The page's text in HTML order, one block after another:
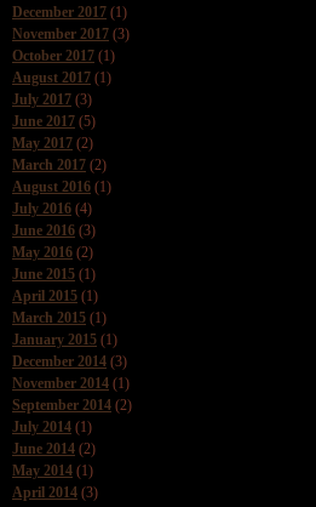
December 2017 (1)
November 2017 (3)
October 2017 (1)
August 2017 (1)
July 2017 (3)
June 2017 (5)
May 2017 (2)
March 2017 (2)
August 2016 (1)
July 2016 (4)
June 2016 (3)
May 2016 (2)
June 2015 (1)
April 2015 (1)
March 2015 (1)
January 2015 (1)
December 2014 (3)
November 2014 (1)
September 2014 (2)
July 2014 (1)
June 2014 (2)
May 2014 (1)
April 2014 (3)